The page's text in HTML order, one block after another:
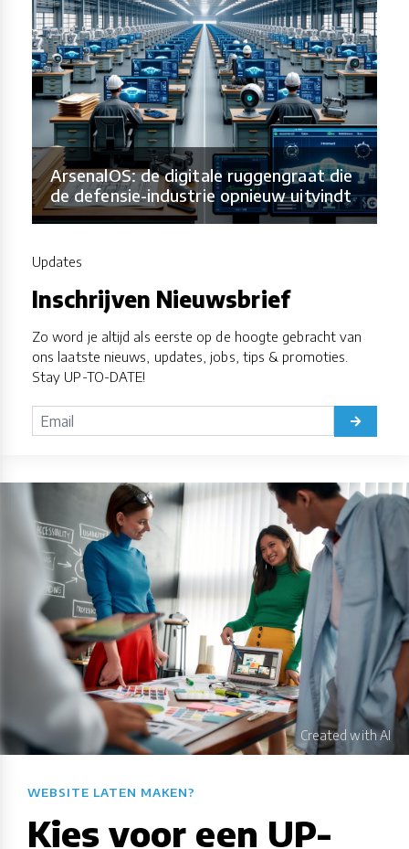
ArsenalOS: de digitale ruggengraat die
de defensie-industrie opnieuw uitvindt
Updates
Inschrijven Nieuwsbrief
Zo word je altijd als eerste op de hoogte gebracht van
ons laatste nieuws, updates, jobs, tips & promoties.
Stay UP-TO-DATE!
WEBSITE LATEN MAKEN?​​​​​​​​​​​​​​
Kies voor een UP-